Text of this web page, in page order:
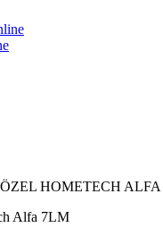
HOMETECH